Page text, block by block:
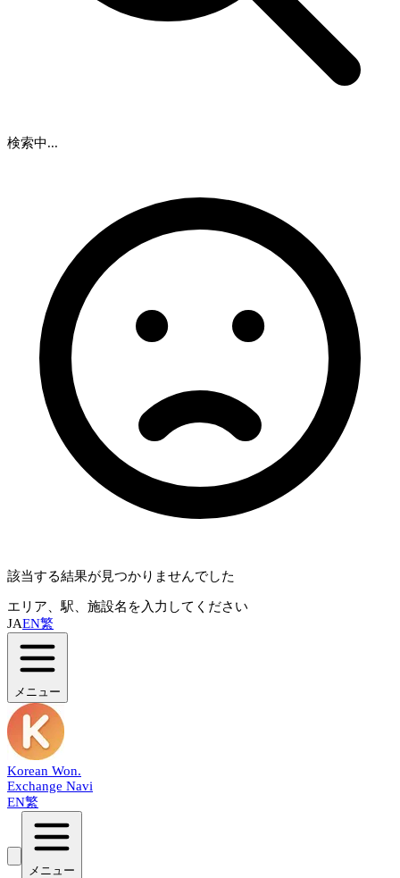
検索中...
該当する結果が見つかりませんでした
エリア、駅、施設名を入力してください
JAEN繁
メニュー
Korean Won.
Exchange Navi
EN繁
メニュー